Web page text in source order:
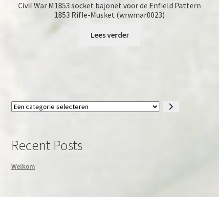
Civil War M1853 socket bajonet voor de Enfield Pattern
1853 Rifle-Musket (wrwmar0023)
Lees verder
Een
Recent Posts
Welkom